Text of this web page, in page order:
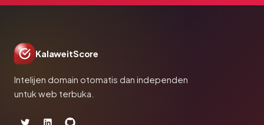
KalaweitScore
Intelijen domain otomatis dan independen
untuk web terbuka.